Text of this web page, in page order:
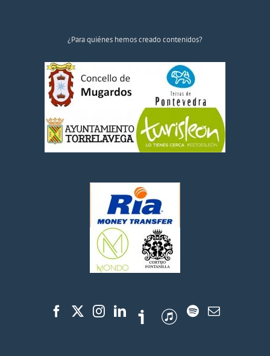
¿Para quiénes hemos creado contenidos?